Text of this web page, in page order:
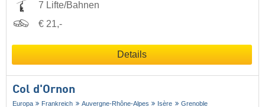
7 Lifte/Bahnen
€ 21,-
Details
Col d'Ornon
Europa Frankreich Auvergne-Rhône-Alpes Isère Grenoble